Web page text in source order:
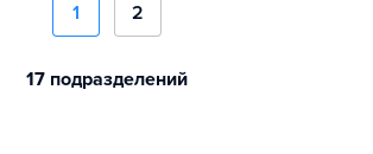
1 2
17 подразделений